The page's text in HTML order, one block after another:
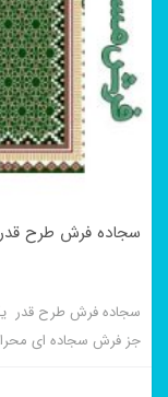
سجاده فرش طرح قدر
سجاده فرش طرح قدر
جز فرش سجاده ای